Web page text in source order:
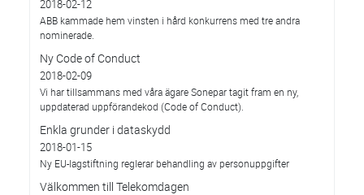
2018-02-12
ABB kammade hem vinsten i hård konkurrens med tre andra
nominerade.
Ny Code of Conduct
2018-02-09
Vi har tillsammans med våra ägare Sonepar tagit fram en ny,
uppdaterad uppförandekod (Code of Conduct).
Enkla grunder i dataskydd
2018-01-15
Ny EU-lagstiftning reglerar behandling av personuppgifter
Välkommen till Telekomdagen